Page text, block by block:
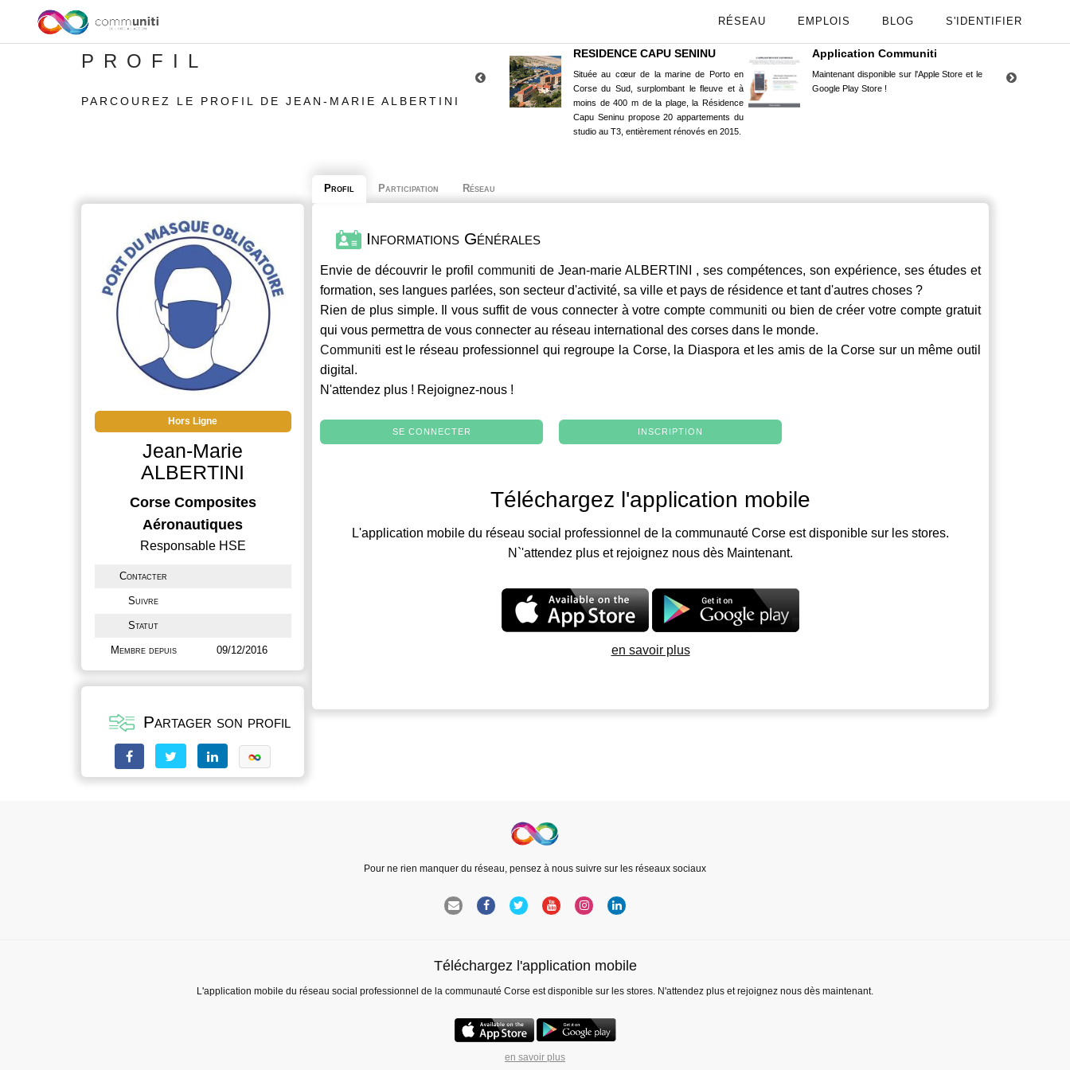
RÉSEAU EMPLOIS BLOG S'IDENTIFIER
PROFIL
PARCOUREZ LE PROFIL DE JEAN-MARIE ALBERTINI
RESIDENCE CAPU SENINU
Située au cœur de la marine de Porto en
Corse du Sud, surplombant le fleuve et à
moins de 400 m de la plage, la Résidence
Capu Seninu propose 20 appartements du
studio au T3, entièrement rénovés en 2015.
Application Communiti
Maintenant disponible sur l'Apple Store et le
Google Play Store !
Hors Ligne
Jean-Marie
ALBERTINI
Corse Composites
Aéronautiques
Responsable HSE
Contacter
Suivre
Statut
Membre depuis 09/12/2016
Partager son profil
Profil Participation Réseau
Informations Générales
Envie de découvrir le profil communiti de Jean-marie ALBERTINI , ses compétences, son expérience, ses études et
formation, ses langues parlées, son secteur d'activité, sa ville et pays de résidence et tant d'autres choses ?
Rien de plus simple. Il vous suffit de vous connecter à votre comptecommuniti ou bien de créer votre compte gratuit
qui vous permettra de vous connecter au réseau international des corses dans le monde.
Communiti est le réseau professionnel qui regroupe la Corse, la Diaspora et les amis de la Corse sur un même outil
digital.
N'attendez plus ! Rejoignez-nous !
SE CONNECTER INSCRIPTION
Téléchargez l'application mobile
L'application mobile du réseau social professionnel de la communauté Corse est disponible sur les stores.
N`'attendez plus et rejoignez nous dès Maintenant.
en savoir plus
Pour ne rien manquer du réseau, pensez à nous suivre sur les réseaux sociaux
Téléchargez l'application mobile
L'application mobile du réseau social professionnel de la communauté Corse est disponible sur les stores. N'attendez plus et rejoignez nous dès maintenant.
en savoir plus